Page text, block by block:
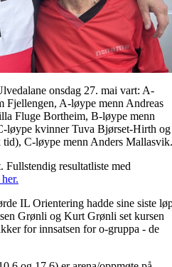
onsdag 27. mai vart: A-
Fjellengen, A-løype menn Andreas
Fluge Bortheim, B-løype menn
løype kvinner Tuva Bjørset-Hirth og
C-løype menn Anders Mallasvik.
Fullstendig resultatliste med
IL Orientering hadde sine siste
Grønli og Kurt Grønli set kursen
for innsatsen for o-gruppa - de